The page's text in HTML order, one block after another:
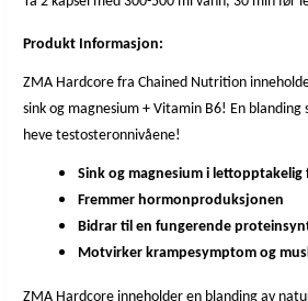
pyridoksin HCl, fyllstoff (E460),
fargestoffer: E171). NB: Oppbevares utilgjengelig for barn.
allsidig og balansert kosthold og en sunn
tiltenkt friske personer over 18 år. Hvis du
lider av allergi, sykdom, hjerteproblemer,
medisineres bør du alltid kontakte lege
Produkt Informasjon:
ZMA Hardcore fra Chained Nutrition
sink og magnesium + Vitamin B6! En blanding
heve testosteronnivåene!
Sink og magnesium i lettopptakelig
Fremmer hormonproduksjonen
Bidrar til en fungerende
Motvirker krampesymptom og
ZMA Hardcore inneholder en blanding av